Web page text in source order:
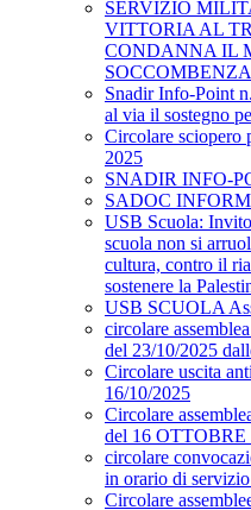
SERVIZIO
VITTORIA AL
CONDANNA IL
SOCCOMBENZA
Snadir Info-Point
al via il sostegno
Circolare sciopero
2025
SNADIR INFO-
SADOC
USB Scuola:
scuola non si
cultura, contro il
sostenere la
USB SCUOLA
circolare
del 23/10/2025
Circolare uscita
16/10/2025
Circolare
del 16 OTTOBRE
circolare
in orario di
Circolare